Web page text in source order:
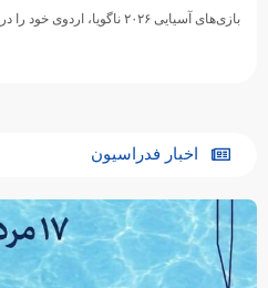
بازی‌های آسیایی ۲۰۲۶ ناگویا، اردوی خود را در…
اخبار فدراسیون